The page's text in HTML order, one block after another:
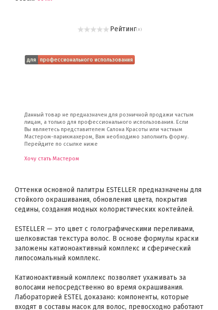
Рейтинг( 0 )
для профессионального использования
Данный товар не предназначен для розничной продажи частым
лицам, а только для профессионального использования. Если
Вы являетесь представителем Салона Красоты или частным
Мастером-парикмахером, Вам необходимо заполнить форму.
Перейдите по ссылке ниже
Хочу стать Мастером
Оттенки основной палитры ESTELLER предназначены для
стойкого окрашивания, обновления цвета, покрытия
седины, создания модных колористических коктейлей.
ESTELLER — это цвет с голографическими переливами,
шелковистая текстура волос. В основе формулы краски
заложены катионоактивный комплекс и сферический
липосомальный комплекс.
Катионоактивный комплекс позволяет ухаживать за
волосами непосредственно во время окрашивания.
Лабораторией ESTEL доказано: компоненты, которые
входят в составы масок для волос, превосходно работают